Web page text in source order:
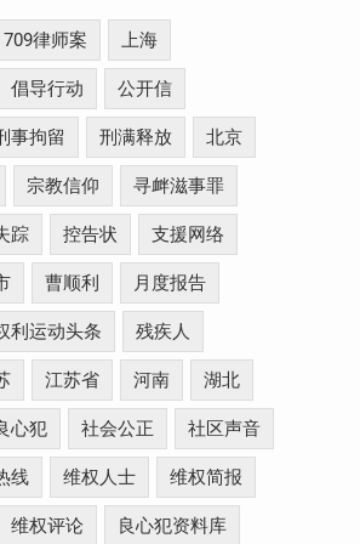
709律师案 上海
倡导行动 公开信
事拘留 刑满释放 北京
宗教信仰 寻衅滋事罪
踪 控告状 支援网络
曹顺利 月度报告
利运动头条 残疾人
江苏省 河南 湖北
心犯 社会公正 社区声音
线 维权人士 维权简报
维权评论 良心犯资料库